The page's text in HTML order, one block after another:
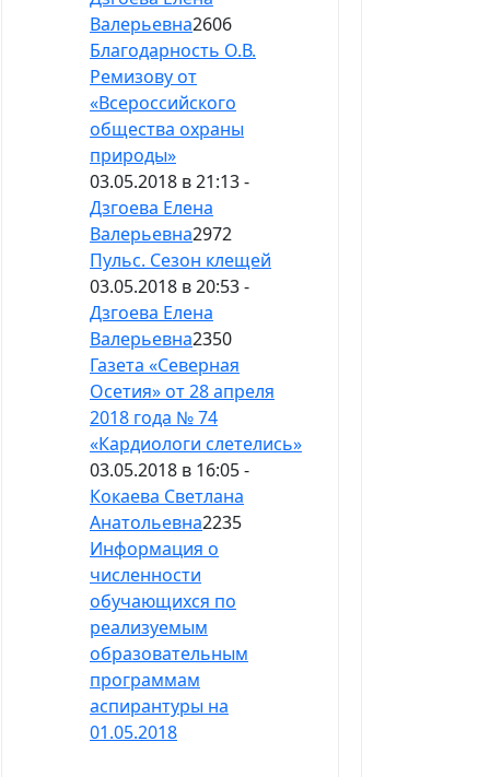
Валерьевна2606
Благодарность О.В.
Ремизову от
«Всероссийского
общества охраны
природы»
03.05.2018 в 21:13 -
Дзгоева Елена
Валерьевна2972
Пульс. Сезон клещей
03.05.2018 в 20:53 -
Дзгоева Елена
Валерьевна2350
Газета «Северная
Осетия» от 28 апреля
2018 года № 74
«Кардиологи слетелись»
03.05.2018 в 16:05 -
Кокаева Светлана
Анатольевна2235
Информация о
численности
обучающихся по
реализуемым
образовательным
программам
аспирантуры на
01.05.2018